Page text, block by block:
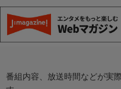
番組内容、放送時間などが実